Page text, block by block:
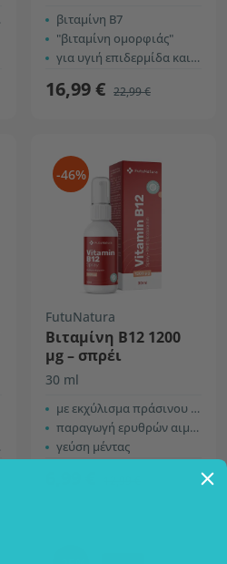
βιταμίνη B7
"βιταμίνη ομορφιάς"
για υγιή επιδερμίδα και μαλλιά
16,99 € 22,99 €
-46%
FutuNatura
Βιταμίνη B12 1200
µg – σπρέι
30 ml
με εκχύλισμα πράσινου τσαγιού και χρώμιο
παραγωγή ερυθρών αιμοσφαιρίων & νευρικό σύστημα
γεύση μέντας